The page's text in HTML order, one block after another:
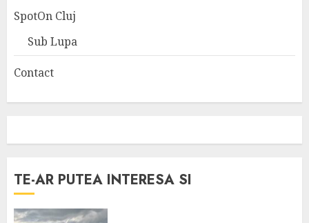
SpotOn Cluj
Sub Lupa
Contact
TE-AR PUTEA INTERESA SI